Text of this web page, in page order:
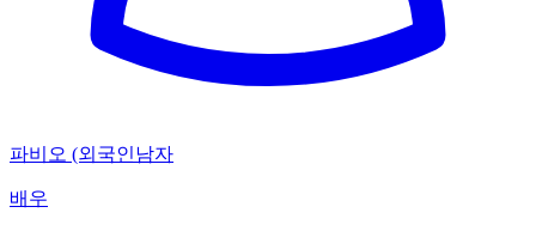
파비오 (외국인남자
배우